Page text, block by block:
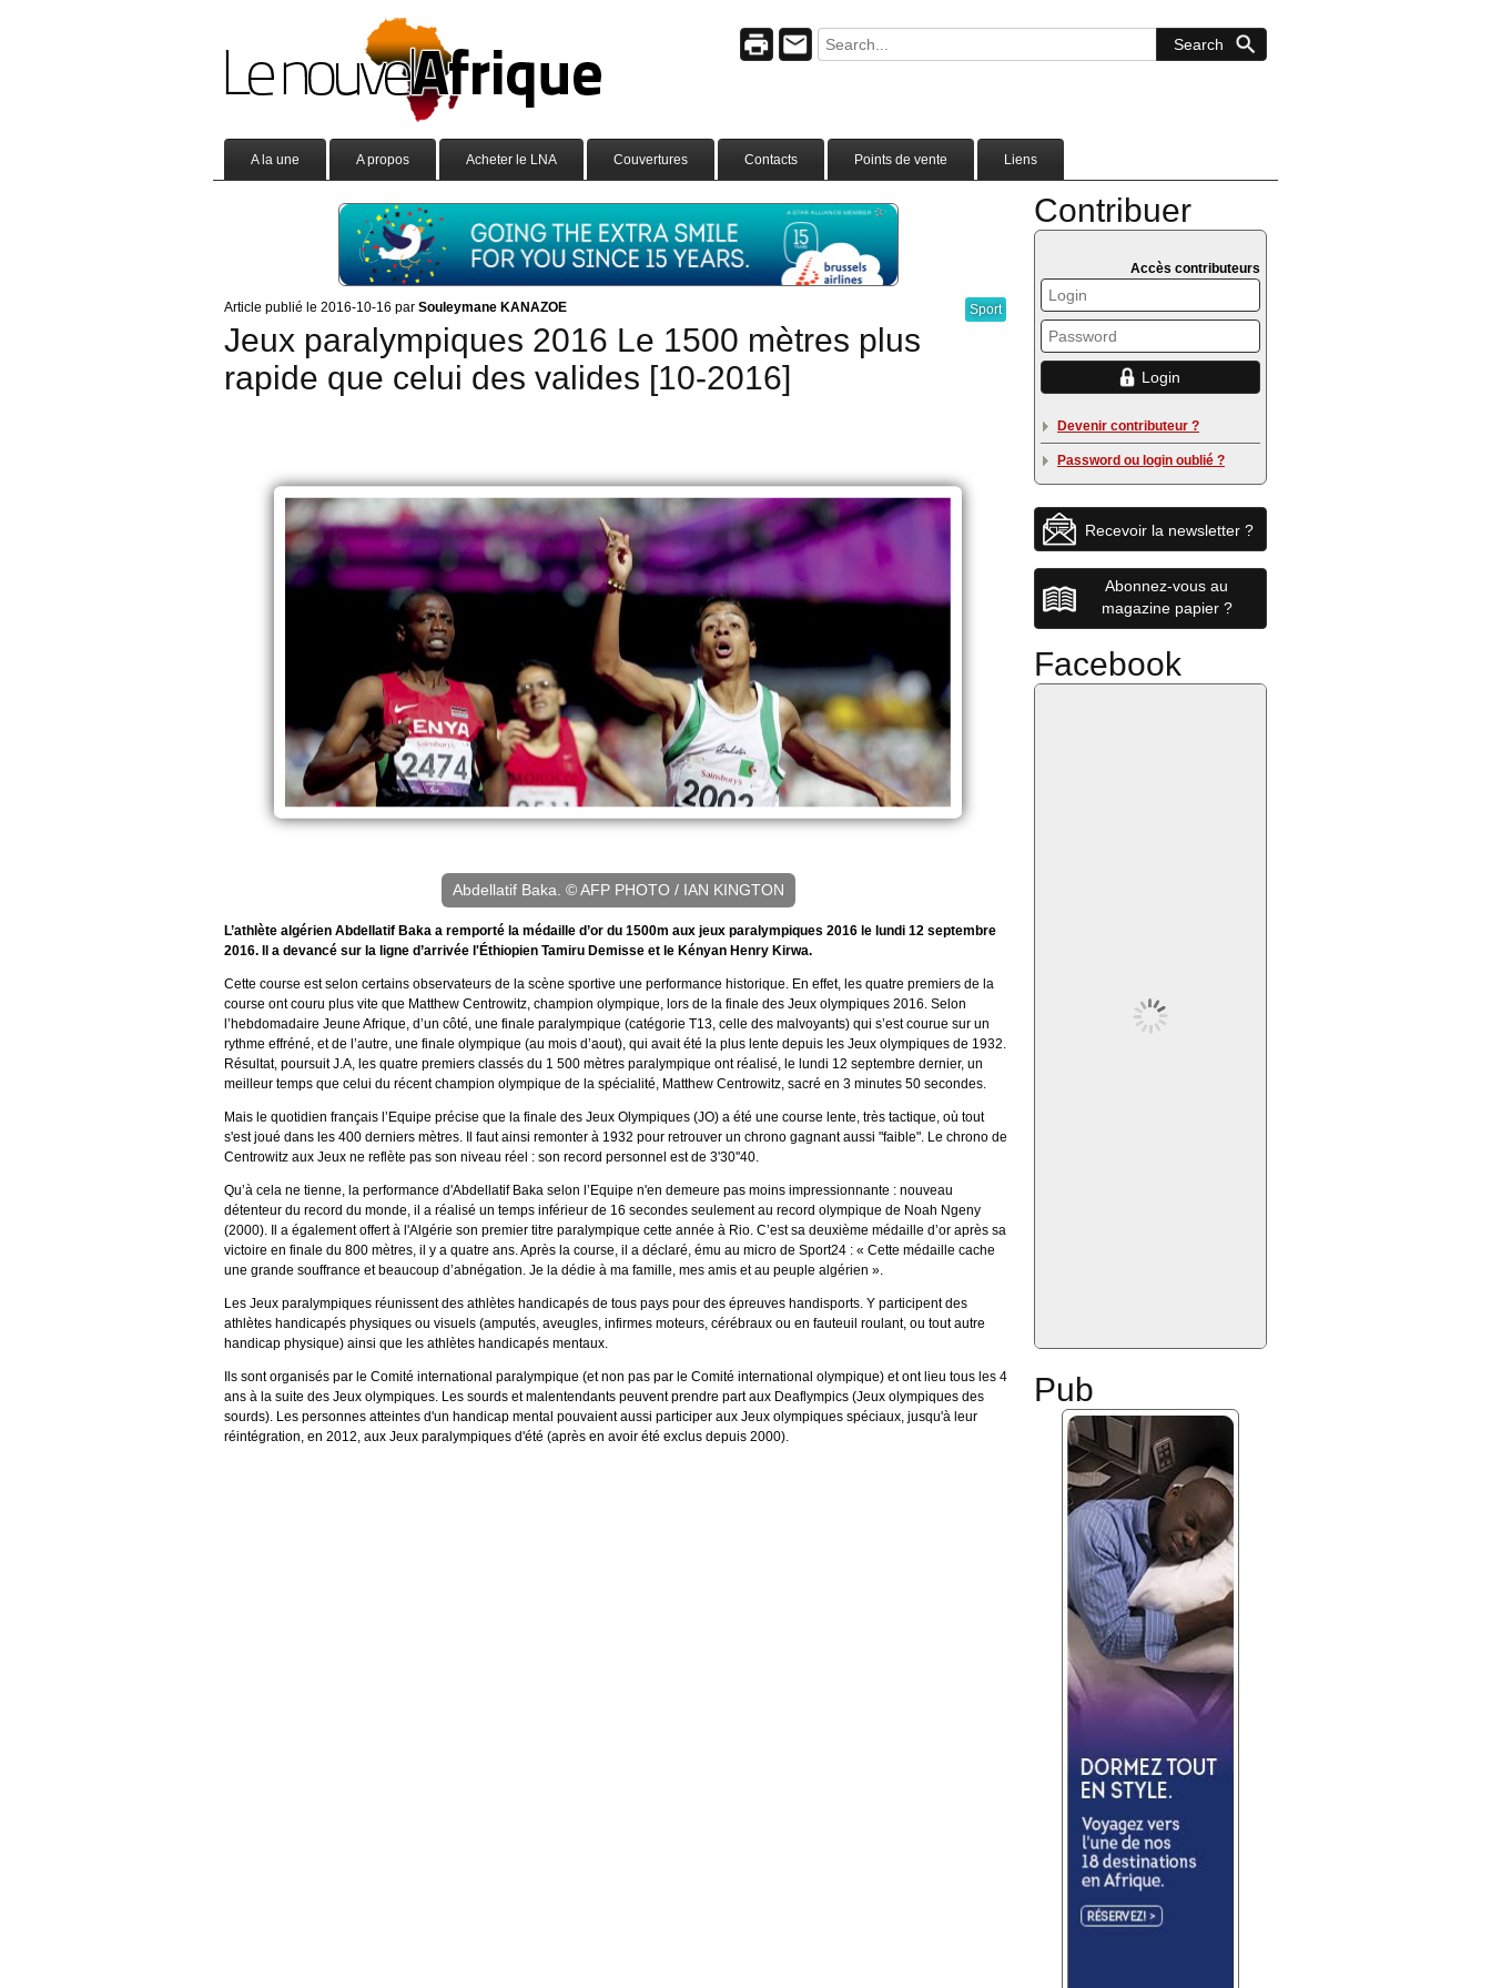
A la une A propos Acheter le LNA Couvertures Contacts Points de vente Liens
Article publié le 2016-10-16 par Souleymane KANAZOE Sport
Jeux paralympiques 2016 Le 1500 mètres plus
rapide que celui des valides [10-2016]
Abdellatif Baka. © AFP PHOTO / IAN KINGTON
L’athlète algérien Abdellatif Baka a remporté la médaille d’or du 1500m aux jeux paralympiques 2016 le lundi 12 septembre
2016. Il a devancé sur la ligne d’arrivée l'Éthiopien Tamiru Demisse et le Kényan Henry Kirwa.
Cette course est selon certains observateurs de la scène sportive une performance historique. En effet, les quatre premiers de la
course ont couru plus vite que Matthew Centrowitz, champion olympique, lors de la finale des Jeux olympiques 2016. Selon
l’hebdomadaire Jeune Afrique, d’un côté, une finale paralympique (catégorie T13, celle des malvoyants) qui s’est courue sur un
rythme effréné, et de l’autre, une finale olympique (au mois d’aout), qui avait été la plus lente depuis les Jeux olympiques de 1932.
Résultat, poursuit J.A, les quatre premiers classés du 1 500 mètres paralympique ont réalisé, le lundi 12 septembre dernier, un
meilleur temps que celui du récent champion olympique de la spécialité, Matthew Centrowitz, sacré en 3 minutes 50 secondes.
Mais le quotidien français l’Equipe précise que la finale des Jeux Olympiques (JO) a été une course lente, très tactique, où tout
s'est joué dans les 400 derniers mètres. Il faut ainsi remonter à 1932 pour retrouver un chrono gagnant aussi "faible". Le chrono de
Centrowitz aux Jeux ne reflète pas son niveau réel : son record personnel est de 3'30''40.
Qu’à cela ne tienne, la performance d'Abdellatif Baka selon l’Equipe n'en demeure pas moins impressionnante : nouveau
détenteur du record du monde, il a réalisé un temps inférieur de 16 secondes seulement au record olympique de Noah Ngeny
(2000). Il a également offert à l'Algérie son premier titre paralympique cette année à Rio. C’est sa deuxième médaille d’or après sa
victoire en finale du 800 mètres, il y a quatre ans. Après la course, il a déclaré, ému au micro de Sport24 : « Cette médaille cache
une grande souffrance et beaucoup d’abnégation. Je la dédie à ma famille, mes amis et au peuple algérien ».
Les Jeux paralympiques réunissent des athlètes handicapés de tous pays pour des épreuves handisports. Y participent des
athlètes handicapés physiques ou visuels (amputés, aveugles, infirmes moteurs, cérébraux ou en fauteuil roulant, ou tout autre
handicap physique) ainsi que les athlètes handicapés mentaux.
Ils sont organisés par le Comité international paralympique (et non pas par le Comité international olympique) et ont lieu tous les 4
ans à la suite des Jeux olympiques. Les sourds et malentendants peuvent prendre part aux Deaflympics (Jeux olympiques des
sourds). Les personnes atteintes d'un handicap mental pouvaient aussi participer aux Jeux olympiques spéciaux, jusqu'à leur
réintégration, en 2012, aux Jeux paralympiques d'été (après en avoir été exclus depuis 2000).
Contribuer
Accès contributeurs
Devenir contributeur ?
Password ou login oublié ?
Recevoir la newsletter ?
Abonnez-vous au
magazine papier ?
Facebook
Pub